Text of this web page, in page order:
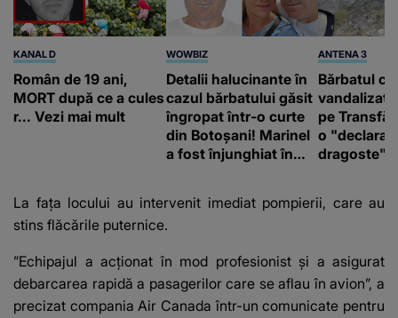
KANAL D
Român de 19 ani,
MORT după ce a cules
r... Vezi mai mult
WOWBIZ
Detalii halucinante în
cazul bărbatului găsit
îngropat într-o curte
din Botoșani! Marinel
a fost înjunghiat în
suspecți
ANTENA 3
Bărbatul
vandalizat
pe
o
dragoste"
La fața locului au intervenit imediat pompierii, care au
stins flăcările puternice.
”Echipajul a acţionat în mod profesionist şi a asigurat
debarcarea rapidă a pasagerilor care se aflau în avion”, a
precizat compania Air Canada într-un comunicate pentru